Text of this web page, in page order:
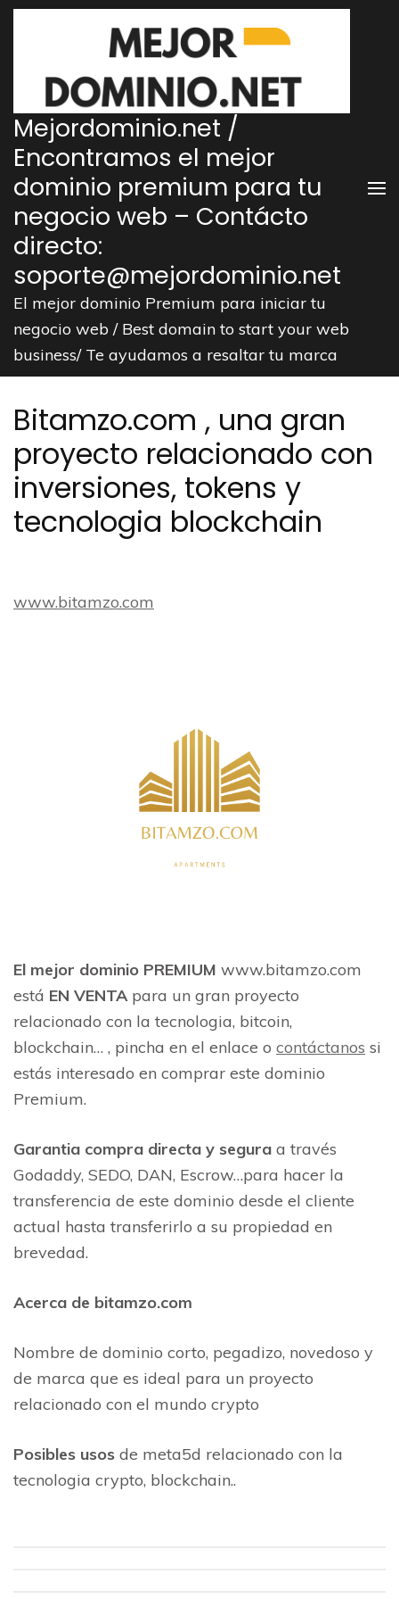
Saltar
(presiona
tecla
Intro)
Mejordominio.net /
Encontramos el mejor
dominio premium para tu
negocio web – Contácto
directo:
soporte@mejordominio.net
El mejor dominio Premium para iniciar tu
negocio web / Best domain to start your web
business/ Te ayudamos a resaltar tu marca
Bitamzo.com , una gran
proyecto relacionado con
inversiones, tokens y
tecnologia blockchain
www.bitamzo.com
El mejor dominio PREMIUM www.bitamzo.com
está EN VENTApara un gran proyecto
relacionado con la tecnologia, bitcoin,
blockchain… , pincha en el enlace o contáctanos si
estás interesado en comprar este dominio
Premium.
Garantia compra directa y segura a través
Godaddy, SEDO, DAN, Escrow…para hacer la
transferencia de este dominio desde el cliente
actual hasta transferirlo a su propiedad en
brevedad.
Acerca de bitamzo.com
Nombre de dominio corto, pegadizo, novedoso y
de marca que es ideal para un proyecto
relacionado con el mundo crypto
Posibles usos de meta5d relacionado con la
tecnologia crypto, blockchain..